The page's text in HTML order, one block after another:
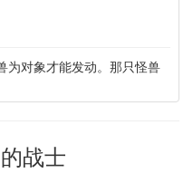
对象才能发动。那只怪兽
战士